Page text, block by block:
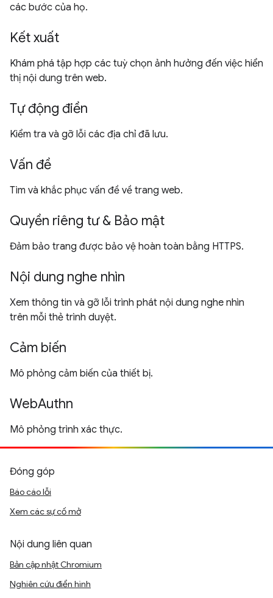
các bước của họ.
Kết xuất
Khám phá tập hợp các tuỳ chọn ảnh hưởng đến việc hiển
thị nội dung trên web.
Tự động điền
Kiểm tra và gỡ lỗi các địa chỉ đã lưu.
Vấn đề
Tìm và khắc phục vấn đề về trang web.
Quyền riêng tư & Bảo mật
Đảm bảo trang được bảo vệ hoàn toàn bằng HTTPS.
Nội dung nghe nhìn
Xem thông tin và gỡ lỗi trình phát nội dung nghe nhìn
trên mỗi thẻ trình duyệt.
Cảm biến
Mô phỏng cảm biến của thiết bị.
WebAuthn
Mô phỏng trình xác thực.
Đóng góp
Báo cáo lỗi
Xem các sự cố mở
Nội dung liên quan
Bản cập nhật Chromium
Nghiên cứu điển hình